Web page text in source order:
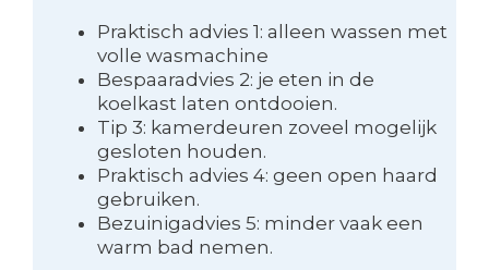
Praktisch advies 1: alleen wassen met
volle wasmachine
Bespaaradvies 2: je eten in de
koelkast laten ontdooien.
Tip 3: kamerdeuren zoveel mogelijk
gesloten houden.
Praktisch advies 4: geen open haard
gebruiken.
Bezuinigadvies 5: minder vaak een
warm bad nemen.